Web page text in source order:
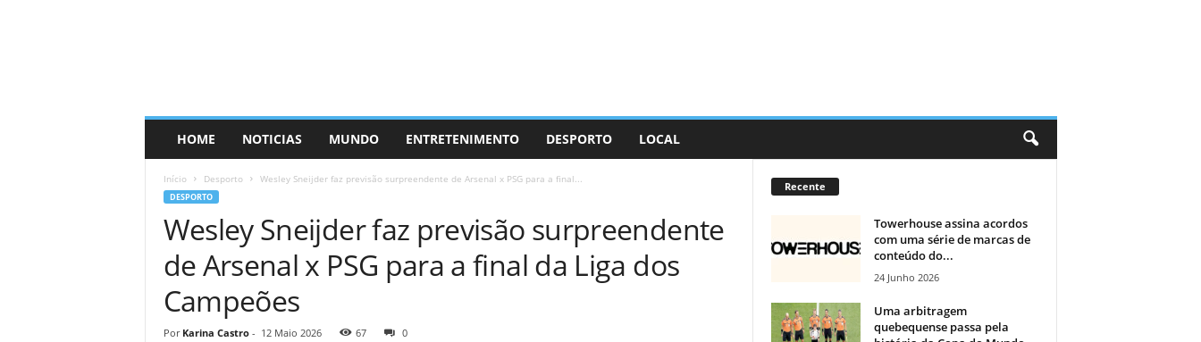
HOME NOTICIAS MUNDO ENTRETENIMENTO DESPORTO LOCAL
Início Desporto Wesley Sneijder faz previsão surpreendente de Arsenal x PSG para a final...
DESPORTO
Wesley Sneijder faz previsão surpreendente
de Arsenal x PSG para a final da Liga dos
Campeões
Por Karina Castro- 12 Maio 2026 67 0
Recente
Towerhouse assina acordos
com uma série de marcas de
conteúdo do...
24 Junho 2026
Uma arbitragem
quebequense passa pela